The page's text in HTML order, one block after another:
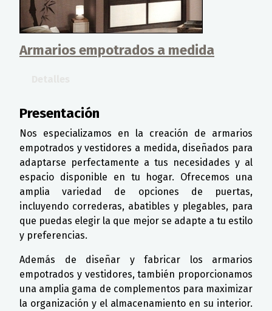
Armarios empotrados a medida
Presentación
Nos especializamos en la creación de armarios
empotrados y vestidores a medida, diseñados para
adaptarse perfectamente a tus necesidades y al
espacio disponible en tu hogar. Ofrecemos una
amplia variedad de opciones de puertas,
incluyendo correderas, abatibles y plegables, para
que puedas elegir la que mejor se adapte a tu estilo
y preferencias.
Además de diseñar y fabricar los armarios
empotrados y vestidores, también proporcionamos
una amplia gama de complementos para maximizar
la organización y el almacenamiento en su interior.